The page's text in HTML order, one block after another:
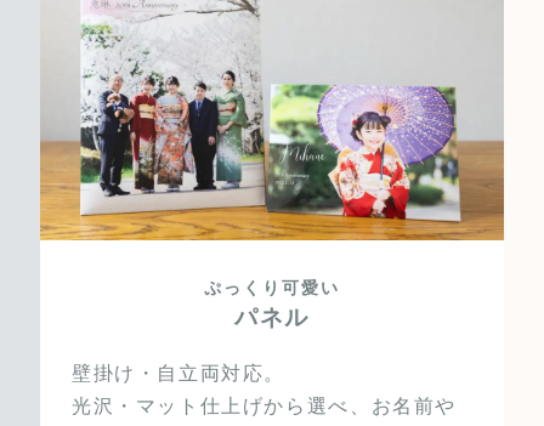
ぷっくり可愛い
パネル
壁掛け・自立両対応。
光沢・マット仕上げから選べ、お名前や